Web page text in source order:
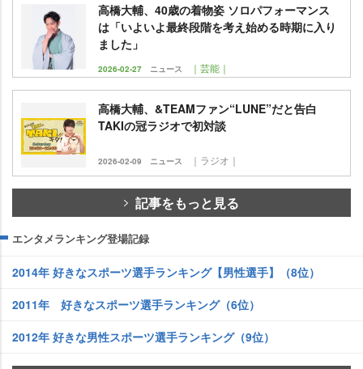
高橋大輔、40歳の着物姿 ソロパフォーマンス
は「いよいよ最終段階を考え始める時期に入り
ました」
2026-02-27 ニュース ｜芸能｜
高橋大輔、&TEAMファン“LUNE”だと告白
TAKIの冠ラジオで初対談
2026-02-09 ニュース ｜ラジオ｜
記事をもっと見る
エンタメランキング登場記録
2014年 好きなスポーツ選手ランキング【男性選手】（8位）
2011年 好きなスポーツ選手ランキング（6位）
2012年 好きな男性スポーツ選手ランキング（9位）